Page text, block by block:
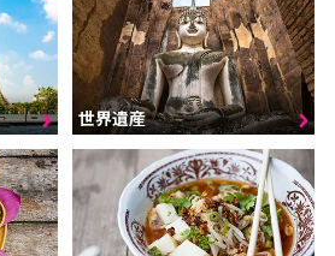
世界遺産